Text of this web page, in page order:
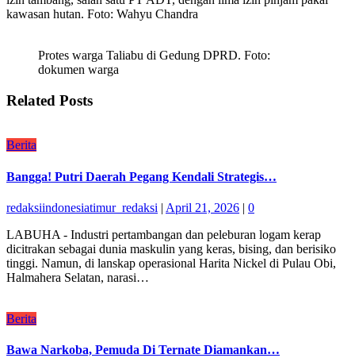
kawasan hutan. Foto: Wahyu Chandra
Protes warga Taliabu di Gedung DPRD. Foto:
dokumen warga
Related Posts
Berita
Bangga! Putri Daerah Pegang Kendali Strategis…
redaksiindonesiatimur_redaksi | April 21, 2026 | 0
LABUHA - Industri pertambangan dan peleburan logam kerap
dicitrakan sebagai dunia maskulin yang keras, bising, dan berisiko
tinggi. Namun, di lanskap operasional Harita Nickel di Pulau Obi,
Halmahera Selatan, narasi…
Berita
Bawa Narkoba, Pemuda Di Ternate Diamankan…